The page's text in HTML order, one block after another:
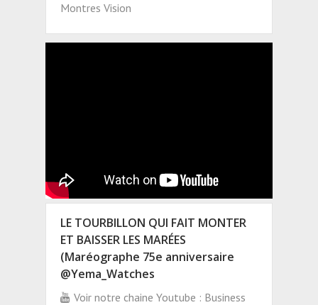
Montres Vision
LE TOURBILLON QUI FAIT MONTER
ET BAISSER LES MARÉES
(Maréographe 75e anniversaire
@Yema_Watches
Voir notre chaine Youtube : Business